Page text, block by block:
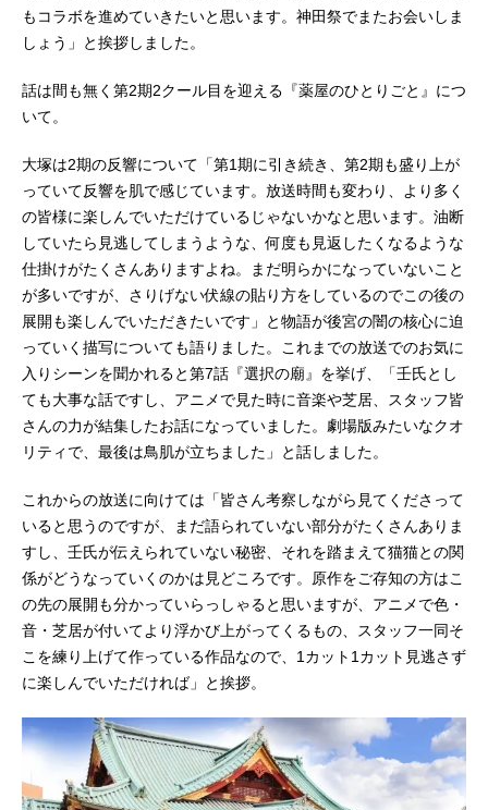
もコラボを進めていきたいと思います。神田祭でまたお会いしま
しょう」と挨拶しました。
話は間も無く第2期2クール目を迎える『薬屋のひとりごと』につ
いて。
大塚は2期の反響について「第1期に引き続き、第2期も盛り上が
っていて反響を肌で感じています。放送時間も変わり、より多く
の皆様に楽しんでいただけているじゃないかなと思います。油断
していたら見逃してしまうような、何度も見返したくなるような
仕掛けがたくさんありますよね。まだ明らかになっていないこと
が多いですが、さりげない伏線の貼り方をしているのでこの後の
展開も楽しんでいただきたいです」と物語が後宮の闇の核心に迫
っていく描写についても語りました。これまでの放送でのお気に
入りシーンを聞かれると第7話『選択の廟』を挙げ、「壬氏とし
ても大事な話ですし、アニメで見た時に音楽や芝居、スタッフ皆
さんの力が結集したお話になっていました。劇場版みたいなクオ
リティで、最後は鳥肌が立ちました」と話しました。
これからの放送に向けては「皆さん考察しながら見てくださって
いると思うのですが、まだ語られていない部分がたくさんありま
すし、壬氏が伝えられていない秘密、それを踏まえて猫猫との関
係がどうなっていくのかは見どころです。原作をご存知の方はこ
の先の展開も分かっていらっしゃると思いますが、アニメで色・
音・芝居が付いてより浮かび上がってくるもの、スタッフ一同そ
こを練り上げて作っている作品なので、1カット1カット見逃さず
に楽しんでいただければ」と挨拶。